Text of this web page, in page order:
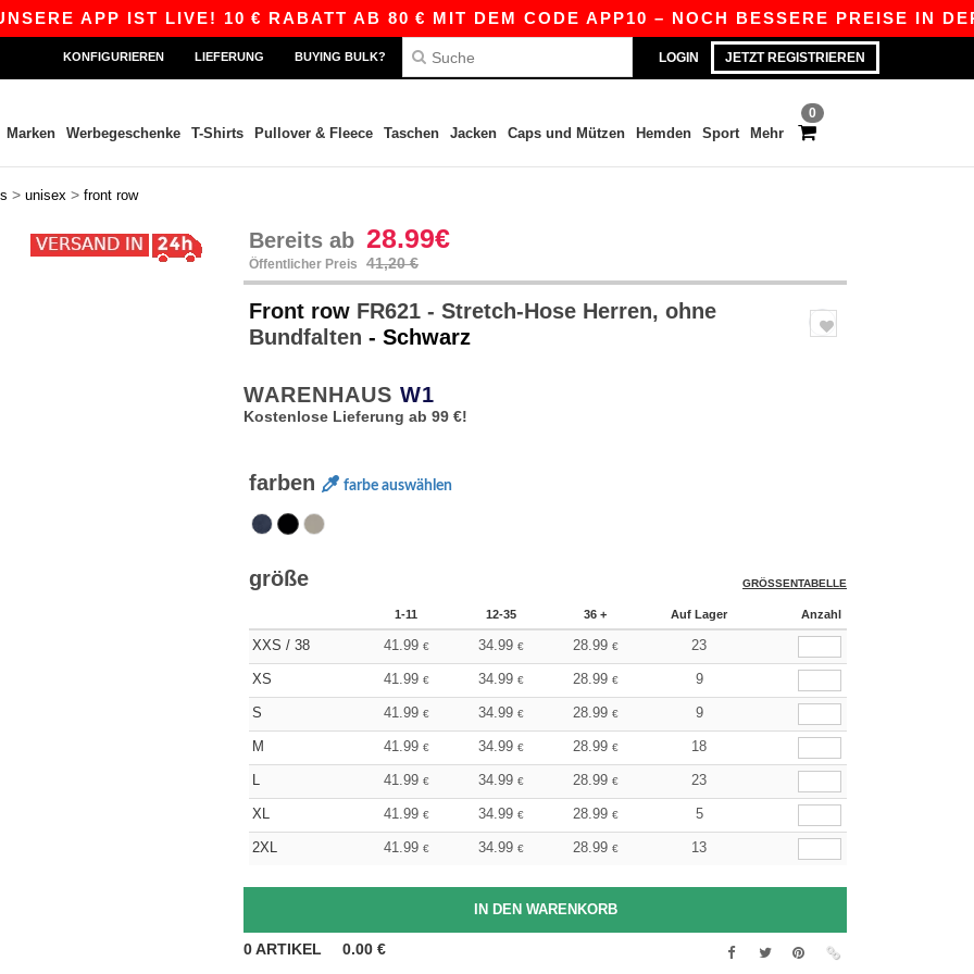
APP IST LIVE! 10 € RABATT AB 80 € MIT DEM CODE APP10 – NOCH BESSERE PREISE IN DER
LOGIN JETZT REGISTRIEREN
KONFIGURIEREN LIEFERUNG BUYING BULK?
0
Marken Werbegeschenke T-Shirts Pullover & Fleece Taschen Jacken Caps und Mützen Hemden Sport Mehr
> unisex > front row
Bereits ab 28.99€
Öffentlicher Preis 41,20 €
Front row FR621 - Stretch-Hose Herren, ohne
Bundfalten - Schwarz
WARENHAUS W1
Kostenlose Lieferung ab 99 €!
farben farbe auswählen
größe GRÖSSENTABELLE
1-11 12-35 36 + Auf Lager Anzahl
XXS / 38 41.99 € 34.99 € 28.99 € 23
XS 41.99 € 34.99 € 28.99 € 9
S 41.99 € 34.99 € 28.99 € 9
M 41.99 € 34.99 € 28.99 € 18
L 41.99 € 34.99 € 28.99 € 23
XL 41.99 € 34.99 € 28.99 € 5
2XL 41.99 € 34.99 € 28.99 € 13
0ARTIKEL 0.00 €